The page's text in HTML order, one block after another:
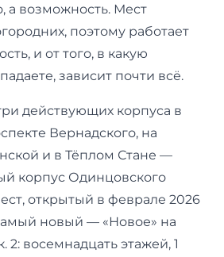
возможность. Мест
поэтому работает
и от того, в какую
зависит почти всё.
действующих корпуса в
Вернадского, на
и в Тёплом Стане —
корпус Одинцовского
открытый в феврале 2026
новый — «Новое» на
2: восемнадцать этажей, 1